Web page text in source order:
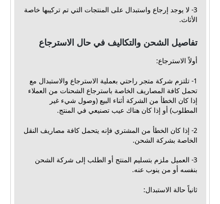
3- لا يوجد إرجاع واستبدال على المنتجات التي تم تركيبها خاصة
الأثاث.
تفاصيل الشحن والتكاليف في حال الاسترجاع
أولاً الاسترجاع:
1- تلتزم شركة متجر راحتي بعملية الاسترجاع والاستبدال مع
تحمل كافة المصاريف الخاصة باسترجاع الشحنات من العملاء
إذا كان الخطأ من الشركة أثناء البيع (وصول شيء غير
المطلوب) أو إذا كان هناك عيب تصنيعي في المنتج.
2- إذا كان الخطأ من المشتري فإنه يتحمل كافة مصاريف النقل
الخاصة بشركة الشحن.
3- العميل ملزم بتسليم المنتج أو الطلب إلى شركة الشحن
بنفسه أو من ينوب عنه.
ثانياً حالة الاستبدال: